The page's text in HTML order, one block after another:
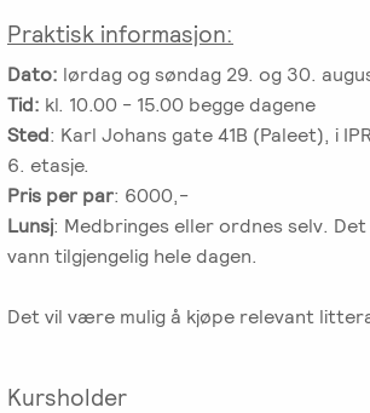
Praktisk informasjon:
Dato: lørdag og søndag 29. og 30.
Tid: kl. 10.00 - 15.00 begge dagene
Sted: Karl Johans gate 41B (Paleet), i
6. etasje.
Pris per par: 6000,-
Lunsj: Medbringes eller ordnes selv.
vann tilgjengelig hele dagen.
Det vil være mulig å kjøpe relevant
Kursholder